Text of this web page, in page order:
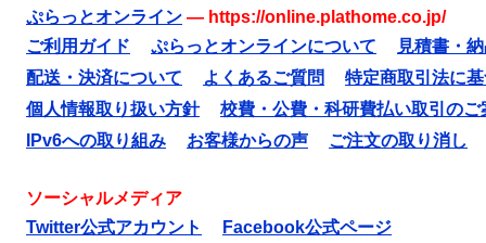
ぷらっとオンライン — https://online.plathome.co.jp/
ご利用ガイド
ぷらっとオンラインについて
見積書・
配送・決済について
よくあるご質問
特定商取引法に
個人情報取り扱い方針
校費・公費・科研費払い取引のご
IPv6への取り組み
お客様からの声 ご注文の取り消し
ソーシャルメディア
Twitter公式アカウント
Facebook公式ページ